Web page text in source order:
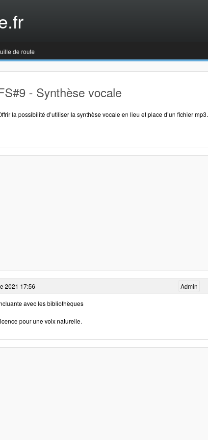
de route
- Synthèse vocale
la possibilité d’utiliser la synthèse vocale en lieu et place d’un fichier mp3.
Admin
2021 17:56
avec les bibliothèques
pour une voix naturelle.